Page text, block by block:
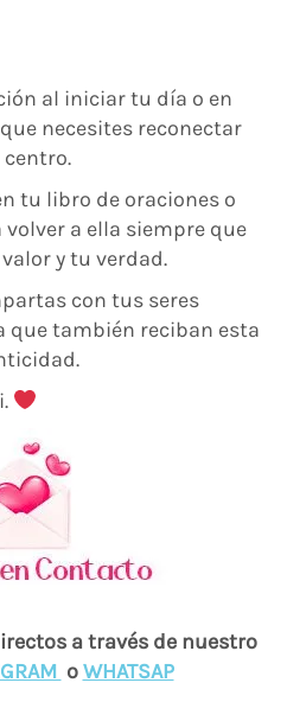
al iniciar tu día o en
necesites reconectar
tu libro de oraciones o
a ella siempre que
y tu verdad.
con tus seres
que también reciban esta
a través de nuestro
oWHATSAP